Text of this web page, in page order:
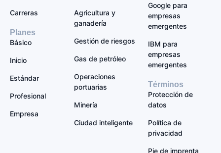
Carreras
Planes
Básico
Inicio
Estándar
Profesional
Empresa
Agricultura y
ganadería
Gestión de riesgos
Gas de petróleo
Operaciones
portuarias
Minería
Ciudad inteligente
Google para
empresas
emergentes
IBM para
empresas
emergentes
Términos
Protección de
datos
Política de
privacidad
Pie de imprenta